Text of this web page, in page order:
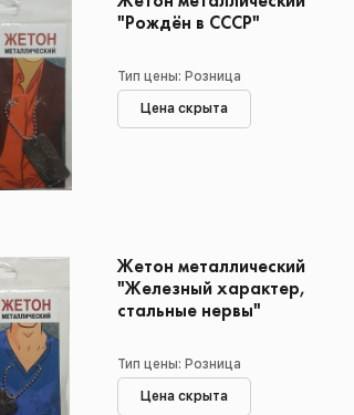
"Рождён в СССР"
Тип цены: Розница
Цена скрыта
Жетон металлический
"Железный характер,
стальные нервы"
Тип цены: Розница
Цена скрыта